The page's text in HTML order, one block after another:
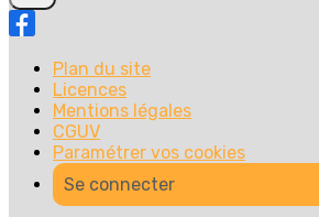
Plan du site
Licences
Mentions légales
CGUV
Paramétrer vos cookies
Se connecter